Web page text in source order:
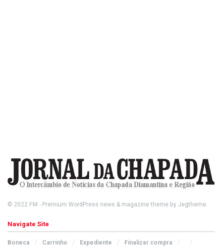
© 2022 FM - Premium WordPress news & magazine theme by Jegtheme.
Navigate Site
Boneca Carrinho Expediente
Finalizar compra